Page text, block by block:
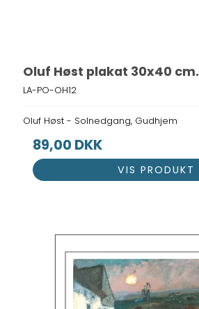
Oluf Høst plakat 30x40 cm.
LA-PO-OH12
Oluf Høst - Solnedgang, Gudhjem
89,00 DKK
VIS PRODUKT